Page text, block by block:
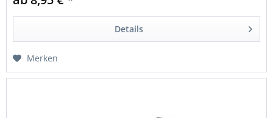
Details
Merken